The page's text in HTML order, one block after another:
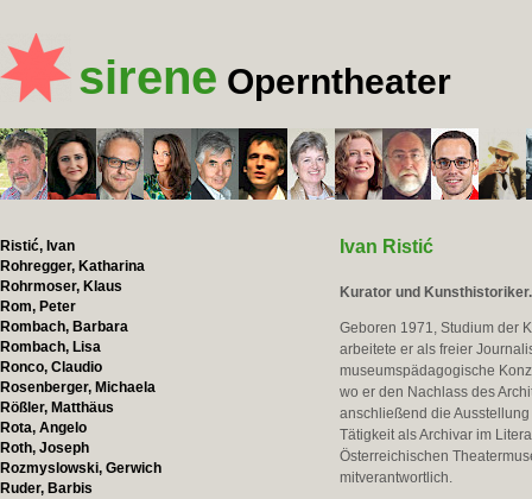
sirene Operntheater
Ristić, Ivan
Rohregger, Katharina
Rohrmoser, Klaus
Rom, Peter
Rombach, Barbara
Rombach, Lisa
Ronco, Claudio
Rosenberger, Michaela
Rößler, Matthäus
Rota, Angelo
Roth, Joseph
Rozmyslowski, Gerwich
Ruder, Barbis
Ivan Ristić
Kurator und Kunsthistoriker.
Geboren 1971, Studium der
arbeitete er als freier
museumspädagogische
wo er den Nachlass des
anschließend die
Tätigkeit als Archivar im
Österreichischen
mitverantwortlich.